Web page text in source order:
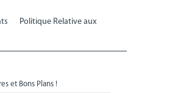
Politique Relative aux
et Bons Plans !